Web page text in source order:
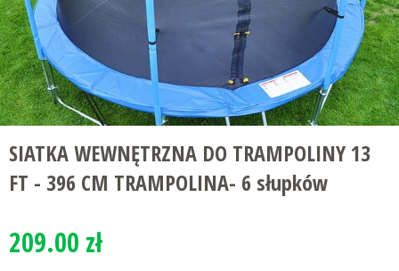
SIATKA WEWNĘTRZNA DO TRAMPOLINY 13
FT - 396 CM TRAMPOLINA- 6 słupków
209.00 zł